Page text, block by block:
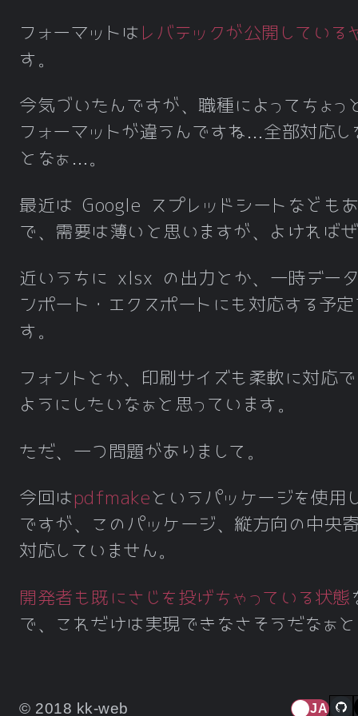
フォーマットは レバテックが公開している
す。
今気づいたんですが、職種によってちょっ
フォーマットが違うんですね…全部対応し
となぁ…。
最近は Google スプレッドシートなども
で、需要は薄いと思いますが、よければ
近いうちに xlsx の出力とか、一時デー
ンポート・エクスポートにも対応する予定
す。
フォントとか、印刷サイズも柔軟に対応
ようにしたいなぁと思っています。
ただ、一つ問題がありまして。
今回はpdfmakeというパッケージを使用
ですが、このパッケージ、縦方向の中央
対応していません。
開発者も既にさじを投げちゃっている状態
で、これだけは実現できなさそうだなぁ
© 2018 kk-web JA